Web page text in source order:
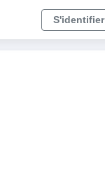
S'identifier